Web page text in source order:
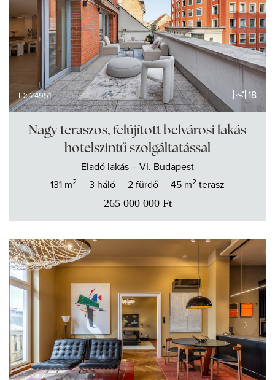
ID: 24951 18
Nagy teraszos, felújított belvárosi lakás
hotelszintű szolgáltatással
Eladó lakás– VI. Budapest
131 m2 3 háló 2 fürdő 45 m2 terasz
265 000 000 Ft